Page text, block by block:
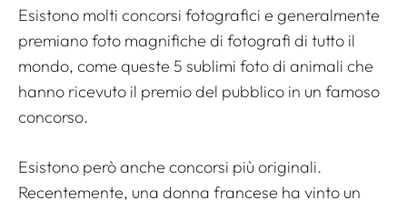
Esistono molti concorsi fotografici e generalmente
premiano foto magnifiche di fotografi di tutto il
mondo, come queste 5 sublimi foto di animali che
hanno ricevuto il premio del pubblico in un famoso
concorso.
Esistono però anche concorsi più originali.
Recentemente, una donna francese ha vinto un